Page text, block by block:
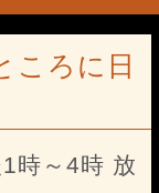
ころに日
時～4時 放